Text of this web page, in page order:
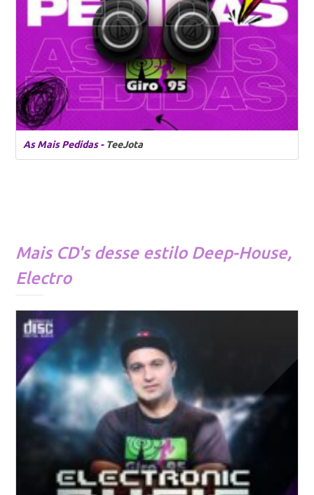
As Mais Pedidas - TeeJota
Mais CD's desse estilo Deep-House,
Electro